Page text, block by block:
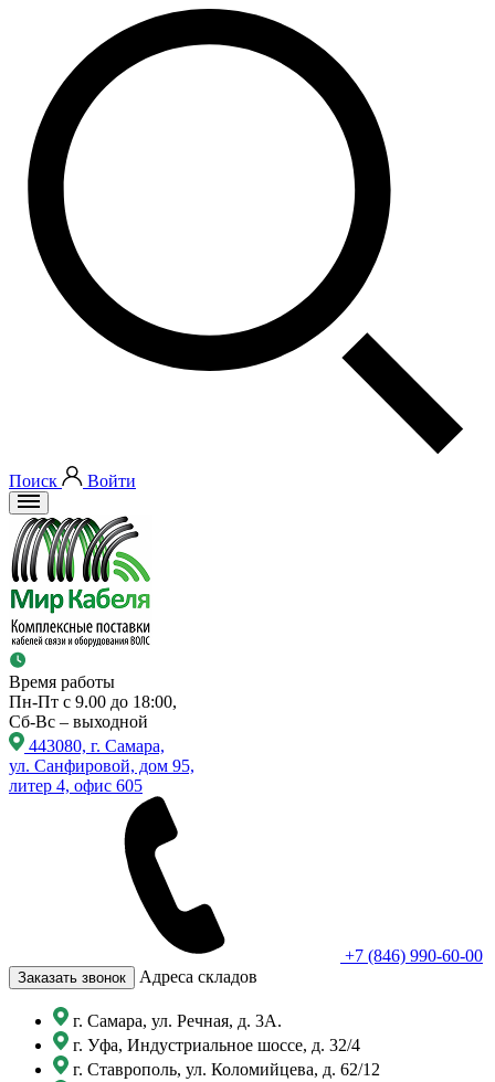
Поиск Войти
Время работы
Пн-Пт с 9.00 до 18:00,
Сб-Вс – выходной
443080, г. Самара,
ул. Санфировой, дом 95,
литер 4, офис 605
+7 (846) 990-60-00
Заказать звонок Адреса складов
г. Самара, ул. Речная, д. 3А.
г. Уфа, Индустриальное шоссе, д. 32/4
г. Ставрополь, ул. Коломийцева, д. 62/12